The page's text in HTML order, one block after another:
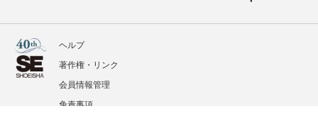
ヘルプ
著作権・リンク
会員情報管理
免責事項